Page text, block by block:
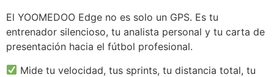
El YOOMEDOO Edge no es solo un GPS. Es tu
entrenador silencioso, tu analista personal y tu carta de
presentación hacia el fútbol profesional.
Mide tu velocidad, tus sprints, tu distancia total, tu